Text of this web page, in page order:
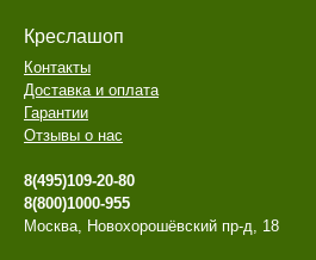
Креслашоп
Контакты
Доставка и оплата
Гарантии
Отзывы о нас
8(495)109-20-80
8(800)1000-955
Москва, Новохорошёвский пр-д, 18